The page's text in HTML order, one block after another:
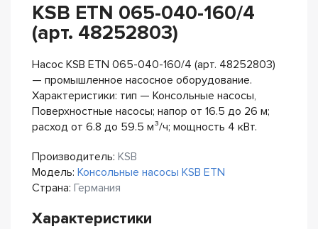
KSB ETN 065-040-160/4
(арт. 48252803)
Насос KSB ETN 065-040-160/4 (арт. 48252803)
— промышленное насосное оборудование.
Характеристики: тип — Консольные насосы,
Поверхностные насосы; напор от 16.5 до 26 м;
расход от 6.8 до 59.5 м³/ч; мощность 4 кВт.
Производитель: KSB
Модель: Консольные насосы KSB ETN
Страна: Германия
Характеристики